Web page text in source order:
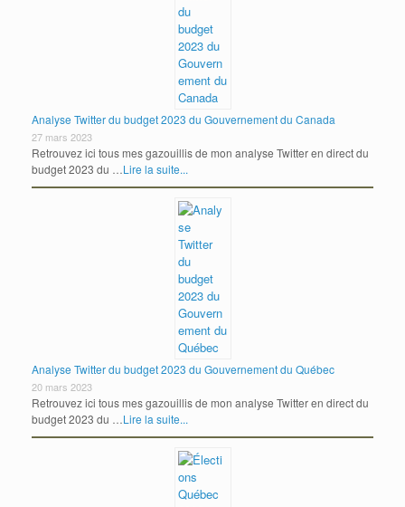
Analyse Twitter du budget 2023 du Gouvernement du Canada
27 mars 2023
Retrouvez ici tous mes gazouillis de mon analyse Twitter en direct du
budget 2023 du …Lire la suite...
Analyse Twitter du budget 2023 du Gouvernement du Québec
20 mars 2023
Retrouvez ici tous mes gazouillis de mon analyse Twitter en direct du
budget 2023 du …Lire la suite...